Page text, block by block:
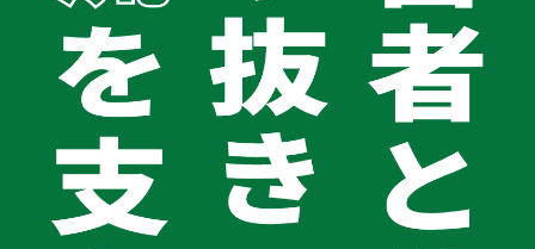
お問い合わせ
0120-062-194
受付時間 平日9:00〜18:00
＼ 冷凍アルミウイングリースバックならPMG
Logistics／
冷凍アルミウイングリースバックとは、今持っている冷凍ア
ルミウイングをリース会社に売却し、その代金を事業資金と
して活用できる仕組みのことです。売却後もリース契約を結